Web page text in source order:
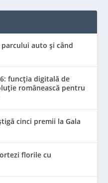
auto și când
funcția digitală de
românească pentru
cinci premii la Gala
florile cu